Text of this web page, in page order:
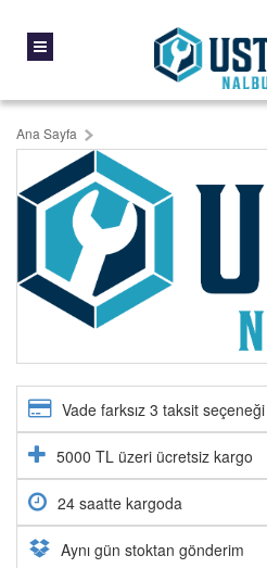
Ana Sayfa
Vade farksız 3 taksit seçeneği
5000 TL üzeri ücretsiz kargo
24 saatte kargoda
Aynı gün stoktan gönderim